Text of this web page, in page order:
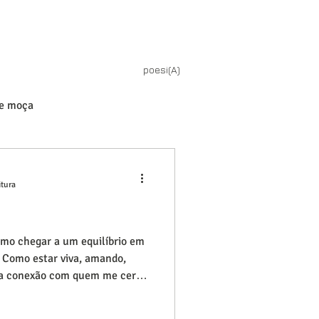
poesi(A)
moça
chegar a um equilíbrio em
estar viva, amando,
conexão com quem me cerca